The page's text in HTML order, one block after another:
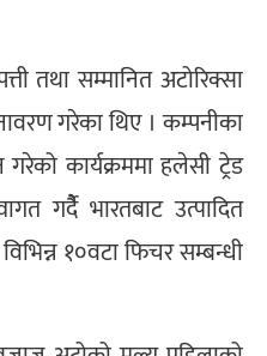
तथा सम्मानित अटोरिक्सा
गरेका थिए । कम्पनीका
कार्यक्रममा हलेसी ट्रेड
गर्दैै भारतबाट उत्पादित
१०वटा फिचर सम्बन्धी